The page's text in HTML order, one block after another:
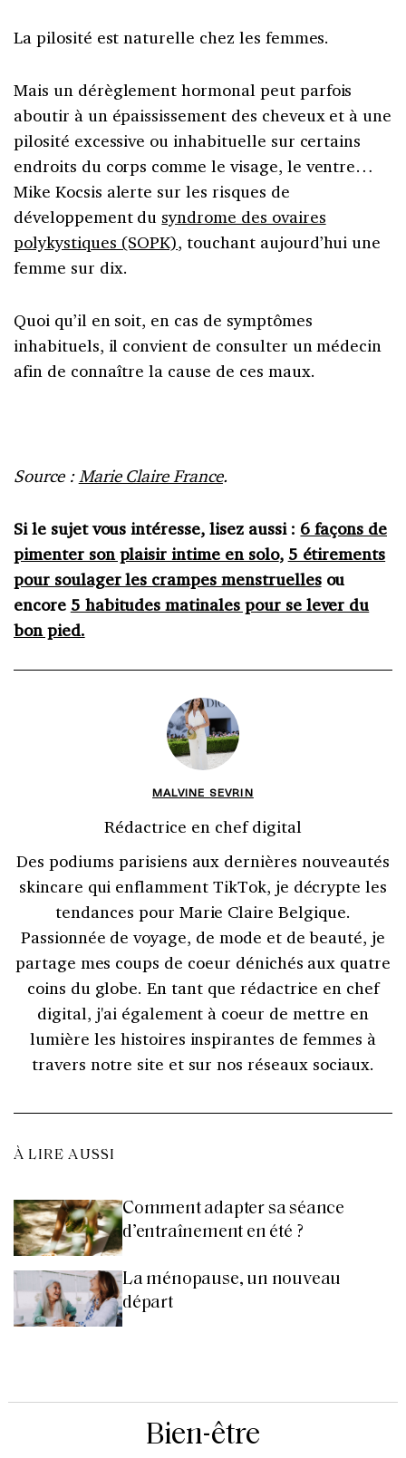
La pilosité est naturelle chez les femmes.
Mais un dérèglement hormonal peut parfois
aboutir à un épaississement des cheveux et à une
pilosité excessive ou inhabituelle sur certains
endroits du corps comme le visage, le ventre…
Mike Kocsis alerte sur les risques de
développement du syndrome des ovaires
polykystiques (SOPK), touchant aujourd’hui une
femme sur dix.
Quoi qu’il en soit, en cas de symptômes
inhabituels, il convient de consulter un médecin
afin de connaître la cause de ces maux.
Source :Marie Claire France.
Si le sujet vous intéresse, lisez aussi : 6 façons de
pimenter son plaisir intime en solo, 5 étirements
pour soulager les crampes menstruellesou
encore 5 habitudes matinales pour se lever du
bon pied.
MALVINE SEVRIN
Rédactrice en chef digital
Des podiums parisiens aux dernières nouveautés
skincare qui enflamment TikTok, je décrypte les
tendances pour Marie Claire Belgique.
Passionnée de voyage, de mode et de beauté, je
partage mes coups de coeur dénichés aux quatre
coins du globe. En tant que rédactrice en chef
digital, j'ai également à coeur de mettre en
lumière les histoires inspirantes de femmes à
travers notre site et sur nos réseaux sociaux.
À LIRE AUSSI
Comment adapter sa séance
d’entraînement en été ?
La ménopause, un nouveau
départ
Bien-être